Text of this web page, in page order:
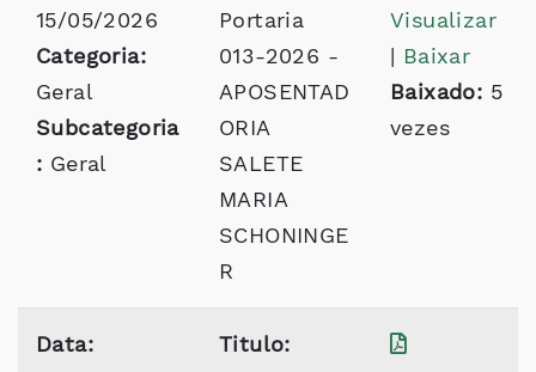
15/05/2026
Categoria:
Geral
Subcategoria
: Geral
Portaria
013-2026 -
APOSENTAD
ORIA
SALETE
MARIA
SCHONINGE
R
Visualizar
| Baixar
Baixado: 5
vezes
Data:
Titulo: